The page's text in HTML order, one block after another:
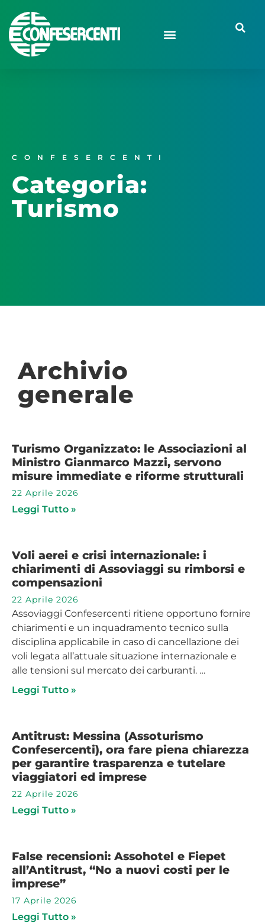
CONFESERCENTI
Categoria:
Turismo
Archivio
generale
Turismo Organizzato: le Associazioni al
Ministro Gianmarco Mazzi, servono
misure immediate e riforme strutturali
22 Aprile 2026
Leggi Tutto »
Voli aerei e crisi internazionale: i
chiarimenti di Assoviaggi su rimborsi e
compensazioni
22 Aprile 2026
Assoviaggi Confesercenti ritiene opportuno fornire
chiarimenti e un inquadramento tecnico sulla
disciplina applicabile in caso di cancellazione dei
voli legata all’attuale situazione internazionale e
alle tensioni sul mercato dei carburanti. …
Leggi Tutto »
Antitrust: Messina (Assoturismo
Confesercenti), ora fare piena chiarezza
per garantire trasparenza e tutelare
viaggiatori ed imprese
22 Aprile 2026
Leggi Tutto »
False recensioni: Assohotel e Fiepet
all’Antitrust, “No a nuovi costi per le
imprese”
17 Aprile 2026
Leggi Tutto »